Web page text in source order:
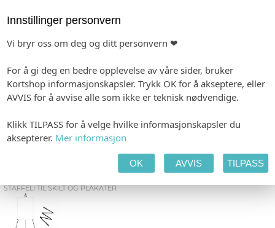
TALEKORT TAKKEKORT LINER
STAFFELI TIL SKILT OG PLAKATER
Innstillinger personvern
Vi bryr oss om deg og ditt personvern ❤
For å gi deg en bedre opplevelse av våre sider, bruker
Kortshop informasjonskapsler. Trykk OK for å akseptere, eller
AVVIS for å avvise alle som ikke er teknisk nødvendige.
Klikk TILPASS for å velge hvilke informasjonskapsler du
aksepterer. Mer informasjon
OK AVVIS TILPASS